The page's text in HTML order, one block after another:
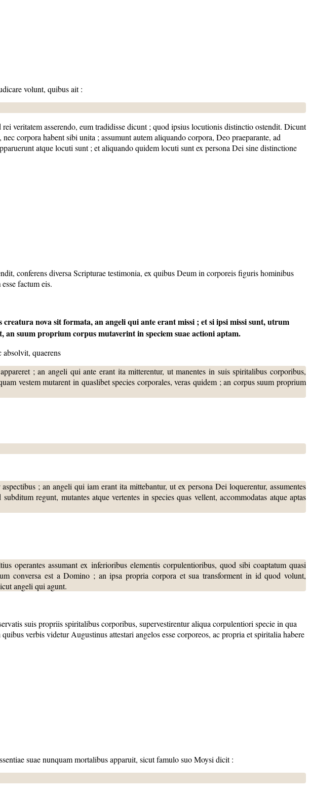
volunt, quibus ait :
veritatem asserendo, eum tradidisse dicunt ; quod ipsius locutionis distinctio ostendit. Dicunt
corpora habent sibi unita ; assumunt autem aliquando corpora, Deo praeparante, ad
atque locuti sunt ; et aliquando quidem locuti sunt ex persona Dei sine distinctione
conferens diversa Scripturae testimonia, ex quibus Deum in corporeis figuris hominibus
factum eis.
creatura nova sit formata, anangeli qui ante erant missi ; et si ipsi missi sunt, utrum
suum proprium corpus mutaverint in speciem suae actioni aptam.
quaerens
; an angeli qui ante erant ita mitterentur, ut manentes in suis spiritalibus corporibus,
vestem mutarent in quaslibet species corporales, veras quidem ; an corpus suum proprium
; an angeli qui iam erant ita mittebantur, ut ex persona Dei loquerentur, assumentes
regunt, mutantes atque vertentes in species quas vellent, accommodatas atque aptas
operantes assumant ex inferioribus elementis corpulentioribus, quod sibi coaptatum quasi
conversa est a Domino ; an ipsa propria corpora et sua transforment in id quod volunt,
angeli qui agunt.
suis propriis spiritalibus corporibus, supervestirentur aliqua corpulentiori specie in qua
verbis videtur Augustinus attestari angelos esse corporeos, ac propria et spiritalia habere
suae nunquam mortalibus apparuit, sicut famulo suo Moysi dicit :